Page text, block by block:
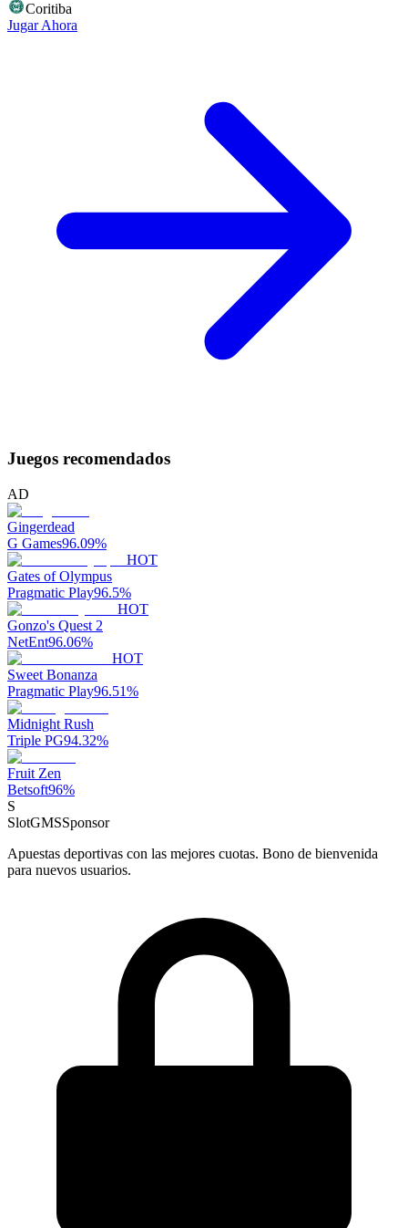
Coritiba
Jugar Ahora
Juegos recomendados
AD
Gingerdead
G Games96.09%
HOT
Gates of Olympus
Pragmatic Play96.5%
HOT
Gonzo's Quest 2
NetEnt96.06%
HOT
Sweet Bonanza
Pragmatic Play96.51%
Midnight Rush
Triple PG94.32%
Fruit Zen
Betsoft96%
S
SlotGMSSponsor
Apuestas deportivas con las mejores cuotas. Bono de bienvenida
para nuevos usuarios.